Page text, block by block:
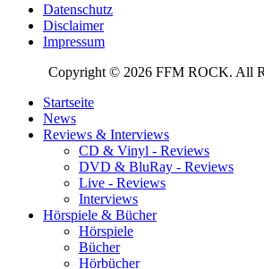
Datenschutz
Disclaimer
Impressum
Copyright © 2026 FFM ROCK. All
Startseite
News
Reviews & Interviews
CD & Vinyl - Reviews
DVD & BluRay - Reviews
Live - Reviews
Interviews
Hörspiele & Bücher
Hörspiele
Bücher
Hörbücher